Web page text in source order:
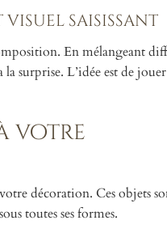
saisissant
En mélangeant
surprise. L’idée est de jouer
votre
décoration. Ces objets
toutes ses formes.